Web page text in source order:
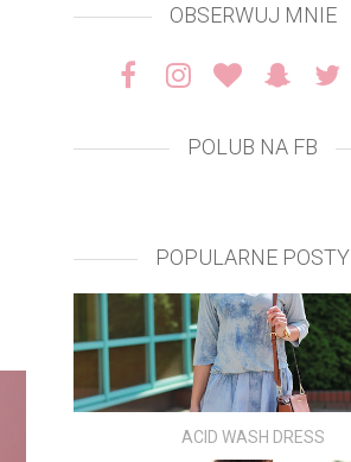
OBSERWUJ MNIE
POLUB NA FB
POPULARNE POSTY
ACID WASH DRESS